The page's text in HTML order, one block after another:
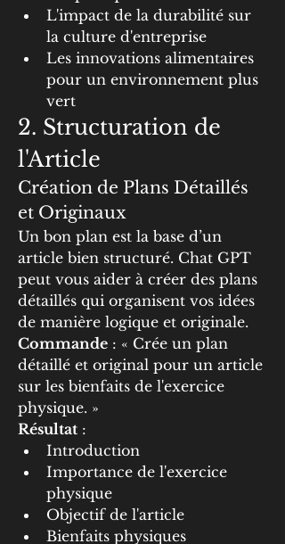
L'impact de la durabilité sur
la culture d'entreprise
Les innovations alimentaires
pour un environnement plus
vert
2. Structuration de
l'Article
Création de Plans Détaillés
et Originaux
Un bon plan est la base d’un
article bien structuré. Chat GPT
peut vous aider à créer des plans
détaillés qui organisent vos idées
de manière logique et originale.
Commande : « Crée un plan
détaillé et original pour un article
sur les bienfaits de l'exercice
physique. »
Résultat :
Introduction
Importance de l'exercice
physique
Objectif de l'article
Bienfaits physiques